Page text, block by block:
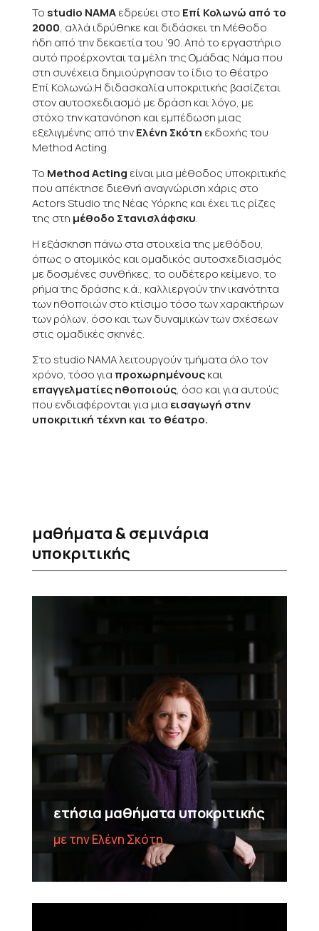
Το studio ΝΑΜΑεδρεύει στο Επί Κολωνώ από το
2000, αλλά ιδρύθηκε και διδάσκει τη Μέθοδο
ήδη από την δεκαετία του ‘90. Από το εργαστήριο
αυτό προέρχονται τα μέλη της Ομάδας Νάμα που
στη συνέχεια δημιούργησαν το ίδιο το θέατρο
Επί Κολωνώ.Η διδασκαλία υποκριτικής βασίζεται
στον αυτοσχεδιασμό με δράση και λόγο, με
στόχο την κατανόηση και εμπέδωση μιας
εξελιγμένης από τηνΕλένη Σκότη εκδοχής του
Method Acting.
Το Method Acting είναι μια μέθοδος υποκριτικής
που απέκτησε διεθνή αναγνώριση χάρις στο
Actors Studio της Νέας Υόρκης και έχει τις ρίζες
της στη μέθοδο Στανισλάφσκυ.
Η εξάσκηση πάνω στα στοιχεία της μεθόδου,
όπως ο ατομικός και ομαδικός αυτοσχεδιασμός
με δοσμένες συνθήκες, το ουδέτερο κείμενο, το
ρήμα της δράσης κ.ά., καλλιεργούν την ικανότητα
των ηθοποιών στο κτίσιμο τόσο των χαρακτήρων
των ρόλων, όσο και των δυναμικών των σχέσεων
στις ομαδικές σκηνές.
Στο studio ΝΑΜΑ λειτουργούν τμήματα όλο τον
χρόνο, τόσο για προχωρημένουςκαι
επαγγελματίες ηθοποιούς, όσο και για αυτούς
που ενδιαφέρονται για μια εισαγωγή στην
υποκριτική τέχνη και το θέατρο.
μαθήματα & σεμινάρια
υποκριτικής
ετήσια μαθήματα υποκριτικής
με την Ελένη Σκότη